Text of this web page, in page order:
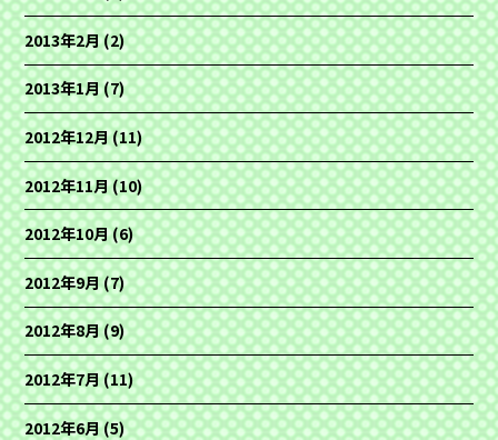
2013年2月(2)
2013年1月(7)
2012年12月(11)
2012年11月(10)
2012年10月(6)
2012年9月(7)
2012年8月(9)
2012年7月(11)
2012年6月(5)